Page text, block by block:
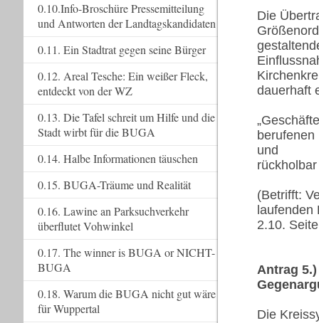
Die
dauerhaft
und
(Betrifft:
2.10.
Antrag
Die
0.10.Info-Broschüre Pressemitteilung
und Antworten der Landtagskandidaten
0.11. Ein Stadtrat gegen seine Bürger
0.12. Areal Tesche: Ein weißer Fleck,
entdeckt von der WZ
0.13. Die Tafel schreit um Hilfe und die
Stadt wirbt für die BUGA
0.14. Halbe Informationen täuschen
0.15. BUGA-Träume und Realität
0.16. Lawine an Parksuchverkehr
überflutet Vohwinkel
0.17. The winner is BUGA or NICHT-
BUGA
0.18. Warum die BUGA nicht gut wäre
für Wuppertal